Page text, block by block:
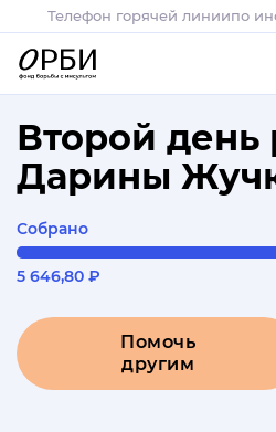
Телефон горячей линиипо
Второй
Дарины
Собрано
5 646,80 ₽
Помочь
другим